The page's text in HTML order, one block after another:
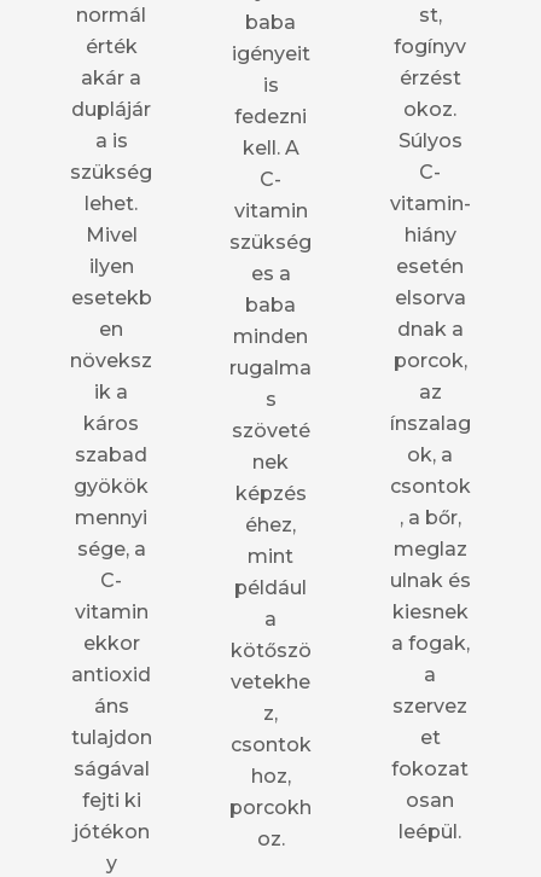
normál
érték
akár a
duplájár
a is
szükség
lehet.
Mivel
ilyen
esetekb
en
növeksz
ik a
káros
szabad
gyökök
mennyi
sége, a
C-
vitamin
ekkor
antioxid
áns
tulajdon
ságával
fejti ki
jótékon
y
baba
igényeit
is
fedezni
kell. A
C-
vitamin
szükség
es a
baba
minden
rugalma
s
szöveté
nek
képzés
éhez,
mint
például
a
kötőszö
vetekhe
z,
csontok
hoz,
porcokh
oz.
st,
fogínyv
érzést
okoz.
Súlyos
C-
vitamin-
hiány
esetén
elsorva
dnak a
porcok,
az
ínszalag
ok, a
csontok
, a bőr,
meglaz
ulnak és
kiesnek
a fogak,
a
szervez
et
fokozat
osan
leépül.